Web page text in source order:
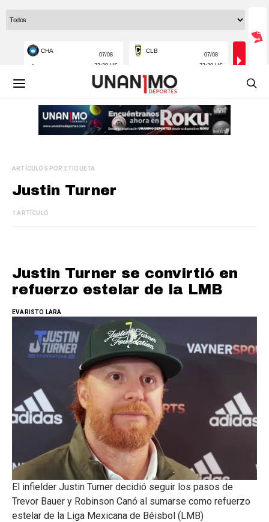
ARTÍCULOS POR ETIQUETA
Justin Turner
1 ARTÍCULO
Justin Turner se convirtió en
refuerzo estelar de la LMB
EVARISTO LARA
El infielder Justin Turner decidió seguir los pasos de
Trevor Bauer y Robinson Canó al sumarse como refuerzo
estelar de la Liga Mexicana de Béisbol (LMB)